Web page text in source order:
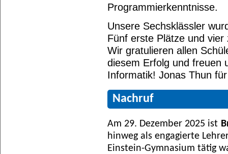
Programmierkenntnisse.
Unsere Sechsklässler
Fünf erste Plätze und
Wir gratulieren allen
diesem Erfolg und freuen
Informatik! Jonas Thun
Nachruf
Am 29. Dezember 2025 ist
hinweg als engagierte
Einstein-Gymnasium tätig